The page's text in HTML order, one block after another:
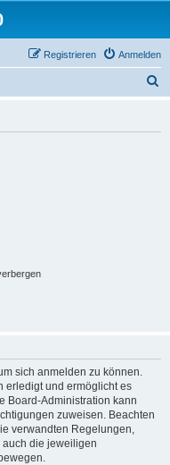
Anmelden
Registrieren
sich anmelden zu können.
erledigt und ermöglicht es
Board-Administration kann
zuweisen. Beachten
verwandten Regelungen,
auch die jeweiligen